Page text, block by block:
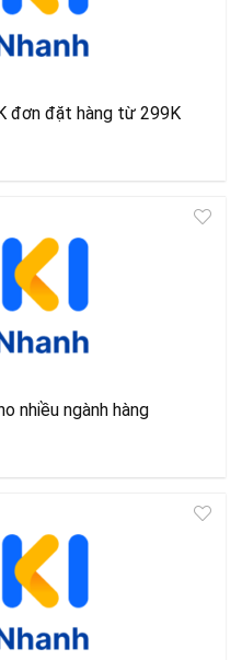
đơn đặt hàng từ 299K
nhiều ngành hàng